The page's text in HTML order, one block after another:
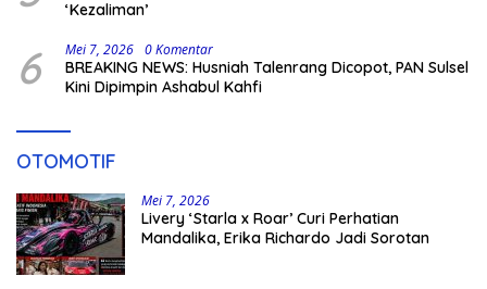
‘Kezaliman’
6 Mei 7, 2026 0 Komentar
BREAKING NEWS: Husniah Talenrang Dicopot, PAN Sulsel
Kini Dipimpin Ashabul Kahfi
OTOMOTIF
Mei 7, 2026
Livery ‘Starla x Roar’ Curi Perhatian
Mandalika, Erika Richardo Jadi Sorotan